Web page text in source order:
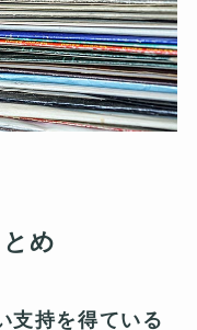
め
支持を得ている